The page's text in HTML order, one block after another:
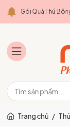
Gói Quà Thú
Trang chủ /